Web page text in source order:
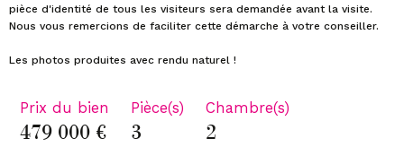
pièce d'identité de tous les visiteurs sera demandée avant la visite.
Nous vous remercions de faciliter cette démarche à votre conseiller.
Prix du bien
479 000 €
Pièce(s)
3
Chambre(s)
2